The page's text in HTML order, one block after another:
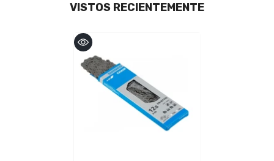
VISTOS RECIENTEMENTE